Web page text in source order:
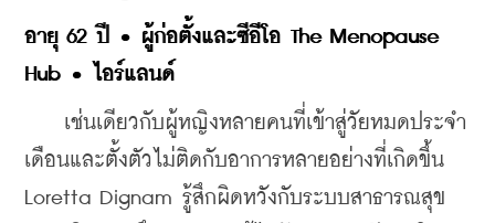
อายุ 62 ปี • ผู้ก่อตั้งและซีอีโอ The Menopause
Hub • ไอร์แลนด์
เช่นเดียวกับผู้หญิงหลายคนที่เข้าสู่วัยหมดประจำ
เดือนและตั้งตัวไม่ติดกับอาการหลายอย่างที่เกิดขึ้น
Loretta Dignam รู้สึกผิดหวังกับระบบสาธารณสุข